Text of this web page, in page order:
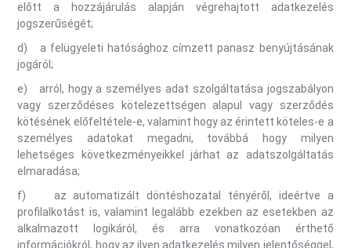
előtt a hozzájárulás alapján végrehajtott adatkezelés
jogszerűségét;
d) a felügyeleti hatósághoz címzett panasz benyújtásának
jogáról;
e) arról, hogy a személyes adat szolgáltatása jogszabályon
vagy szerződéses kötelezettségen alapul vagy szerződés
kötésének előfeltétele-e, valamint hogy az érintett köteles-e a
személyes adatokat megadni, továbbá hogy milyen
lehetséges következményeikkel járhat az adatszolgáltatás
elmaradása;
f) az automatizált döntéshozatal tényéről, ideértve a
profilalkotást is, valamint legalább ezekben az esetekben az
alkalmazott logikáról, és arra vonatkozóan érthető
információkról, hogy az ilyen adatkezelés milyen jelentőséggel,